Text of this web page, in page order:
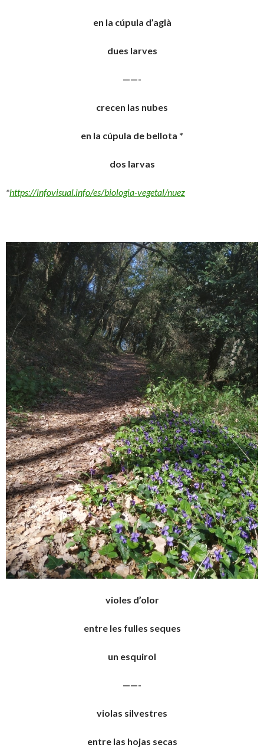
en la cúpula d’aglà
dues larves
——-
crecen las nubes
en la cúpula de bellota *
dos larvas
*https://infovisual.info/es/biologia-vegetal/nuez
violes d’olor
entre les fulles seques
un esquirol
——-
violas silvestres
entre las hojas secas